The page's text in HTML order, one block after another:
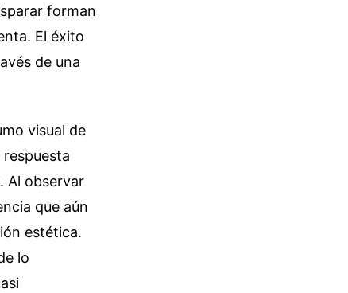
forman
El éxito
de una
visual de
Al observar
que aún
estética.
lo